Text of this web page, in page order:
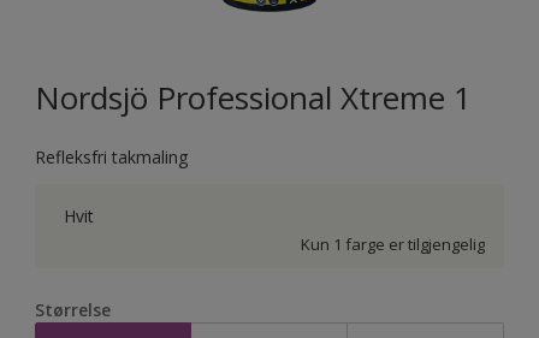
Nordsjö Professional Xtreme 1
Refleksfri takmaling
Hvit
Kun 1 farge er tilgjengelig
Størrelse